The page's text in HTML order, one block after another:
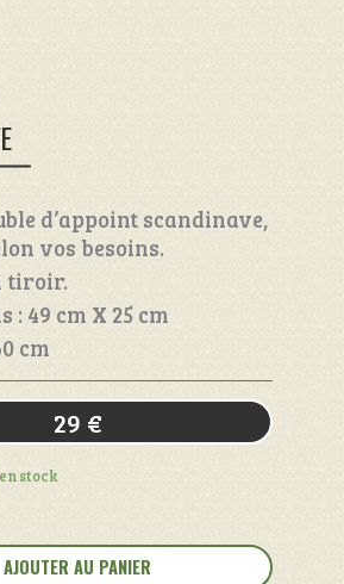
d’appoint scandinave,
vos besoins.
tiroir.
: 49 cm X 25 cm
cm
29 €
stock
AJOUTER AU PANIER